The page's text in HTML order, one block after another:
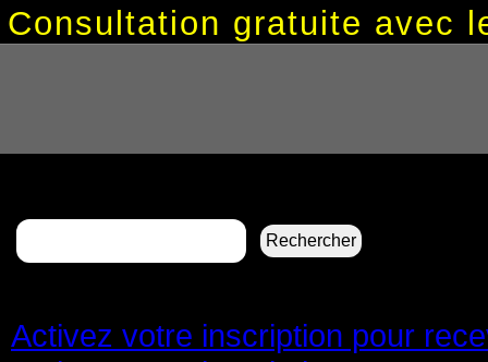
Consultation gratuite avec
Rechercher :
Activez votre inscription pour